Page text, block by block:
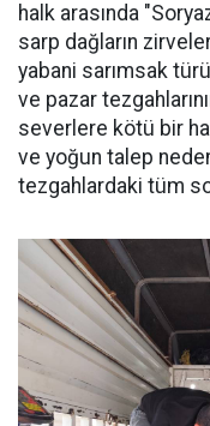
halk arasında
sarp dağların
yabani sarımsak
ve pazar
severlere kötü bir
ve yoğun talep
tezgahlardaki tüm